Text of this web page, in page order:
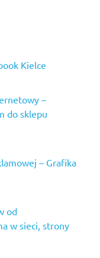
Kielce
–
do sklepu
– Grafika
od
w sieci, strony